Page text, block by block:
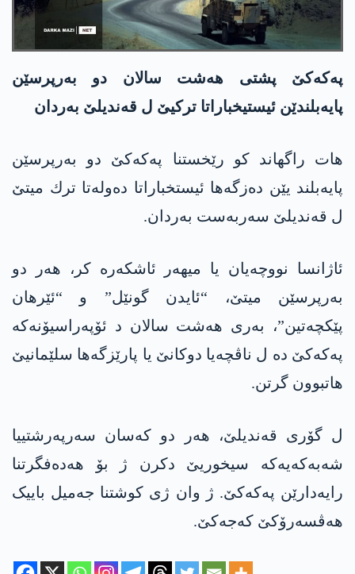
په‌كه‌كێ پشتی هەشت سالان دو بەرپرسێن
پایەبلندێن ئیستیخباراتا ترکیێ ل قەندیلێ بەردان
هات راگهاند كو رێخستنا په‌كه‌كێ دو به‌رپرسێن
پایه‌بلند یێن ده‌زگه‌ها ئیستخباراتا ده‌وله‌تا ترك میتێ
ل قه‌ندیلێ سه‌ربه‌ست به‌ردان.
ئاژانسا نووچەیان یا میهه‌ر ئاشكه‌ره‌ كر، هەر دو
بەرپرسێن میتێ، “ئایدن گونێل” و “ئێرهان
پێكچه‌تین”، بەری هەشت سالان د ئۆپەراسیۆنەکە
په‌كه‌كێ دە ل ناڤچەیا دوکانێ یا پارێزگەها سلێمانیێ
هاتبوون گرتن.
ل گۆری قەندیلێ، هەر دو کەسان سه‌رپه‌رشتییا
شەبەکەیەکە سیخوریێ دكرن ژ بۆ هەدەفگرتنا
رایه‌دارێن په‌كه‌كێ. ژ وان ژی کوشتنا جەمیل باییک
هه‌ڤسه‌رۆكێ كه‌جه‌كێ.